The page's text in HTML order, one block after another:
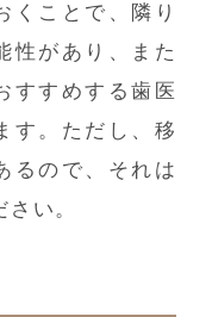
くことで、隣り
性があり、また
すすめする歯医
す。ただし、移
るので、それは
い。